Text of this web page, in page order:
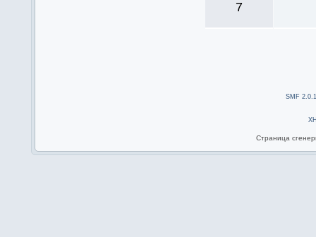
7
SMF
Страница